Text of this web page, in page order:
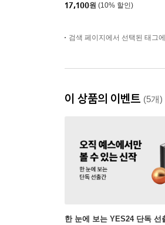
17,100원 (10% 할인)
검색 페이지에서 선택된 태그
이 상품의 이벤트 (5개)
한 눈에 보는 YES24 단독 선